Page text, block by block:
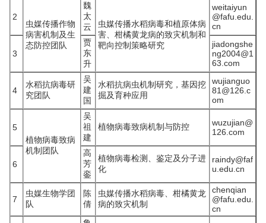
2
虫媒传播作物
病害机制及生
态防控团队
魏
太
云
虫媒传播水稻病毒和植原体病
害、柑橘黄龙病的致灾机制和
靶向控制策略研究
weitaiyun
@fafu.edu.
cn
3
贾
东
升
jiadongshe
ng2004@1
63.com
4
水稻抗病毒研
究团队
吴
建
国
水稻抗病虫机制研究，基因挖
掘及育种应用
wujianguo
81@126.c
om
5
植物病毒致病
机制团队
吴
祖
建
植物病毒致病机制与防控
wuzujian@
126.com
6
高
芳
銮
植物病毒检测、鉴定及分子进
化
raindy@faf
u.edu.cn
7
虫媒生物学团
队
陈
倩
虫媒传播水稻病毒、柑橘黄龙
病的致灾机制
chenqian
@fafu.edu.
cn